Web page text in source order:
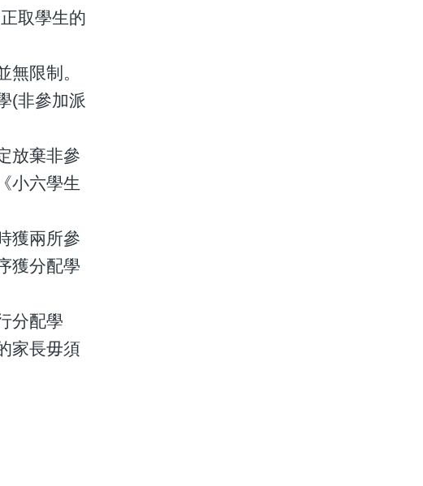
取學生的
限制。
(非參加派
放棄非參
小六學生
獲兩所參
獲分配學
分配學
家長毋須